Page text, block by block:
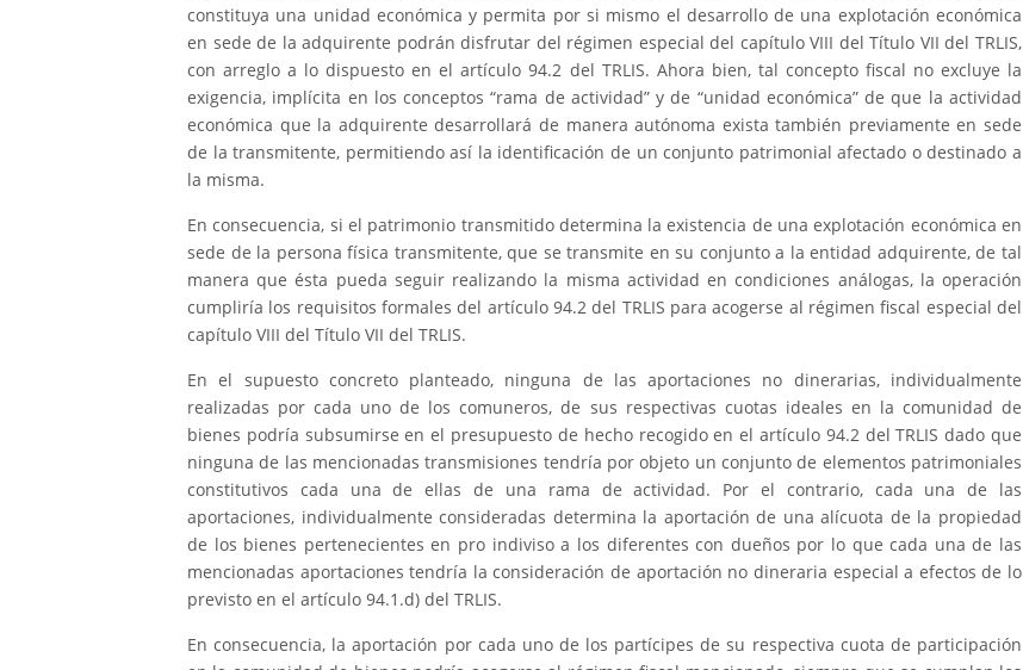
constituya una unidad económica y permita por si mismo el desarrollo de una explotación económica
en sede de la adquirente podrán disfrutar del régimen especial del capítulo VIII del Título VII del TRLIS,
con arreglo a lo dispuesto en el artículo 94.2 del TRLIS. Ahora bien, tal concepto fiscal no excluye la
exigencia, implícita en los conceptos “rama de actividad” y de “unidad económica” de que la actividad
económica que la adquirente desarrollará de manera autónoma exista también previamente en sede
de la transmitente, permitiendo así la identificación de un conjunto patrimonial afectado o destinado a
la misma.
En consecuencia, si el patrimonio transmitido determina la existencia de una explotación económica en
sede de la persona física transmitente, que se transmite en su conjunto a la entidad adquirente, de tal
manera que ésta pueda seguir realizando la misma actividad en condiciones análogas, la operación
cumpliría los requisitos formales del artículo 94.2 del TRLIS para acogerse al régimen fiscal especial del
capítulo VIII del Título VII del TRLIS.
En el supuesto concreto planteado, ninguna de las aportaciones no dinerarias, individualmente
realizadas por cada uno de los comuneros, de sus respectivas cuotas ideales en la comunidad de
bienes podría subsumirse en el presupuesto de hecho recogido en el artículo 94.2 del TRLIS dado que
ninguna de las mencionadas transmisiones tendría por objeto un conjunto de elementos patrimoniales
constitutivos cada una de ellas de una rama de actividad. Por el contrario, cada una de las
aportaciones, individualmente consideradas determina la aportación de una alícuota de la propiedad
de los bienes pertenecientes en pro indiviso a los diferentes con dueños por lo que cada una de las
mencionadas aportaciones tendría la consideración de aportación no dineraria especial a efectos de lo
previsto en el artículo 94.1.d) del TRLIS.
En consecuencia, la aportación por cada uno de los partícipes de su respectiva cuota de participación